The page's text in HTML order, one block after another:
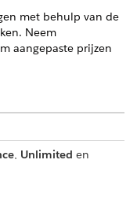
met behulp van de
Neem
aangepaste prijzen
, Unlimited en
volgorde een